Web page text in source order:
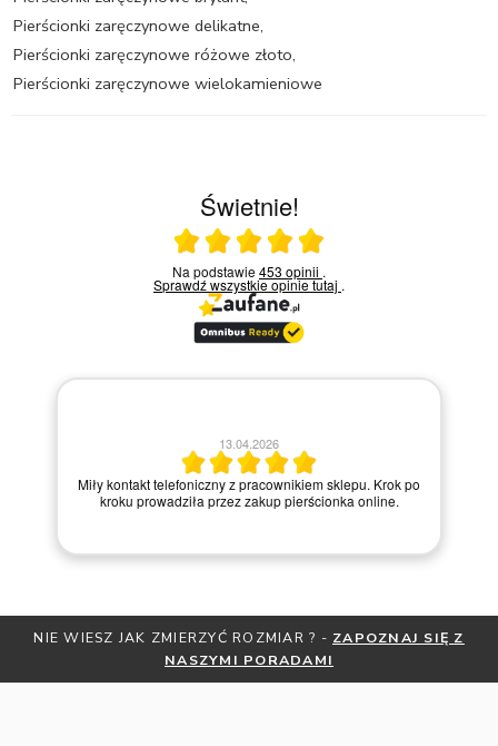
Pierścionki zaręczynowe delikatne,
Pierścionki zaręczynowe różowe złoto,
Pierścionki zaręczynowe wielokamieniowe
Świetnie!
Ocena średnia 5 na 5
Na podstawie453 opinii .
Sprawdź wszystkie opinietutaj .
30.03.2026
Bardzo dobry kontakt.!!!
NIE WIESZ JAK ZMIERZYĆ ROZMIAR ? - ZAPOZNAJ SIĘ Z
NASZYMI PORADAMI